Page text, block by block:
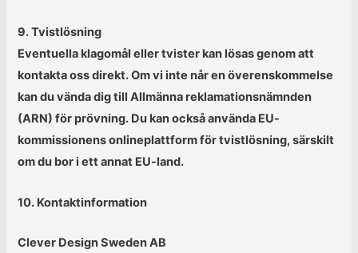
9. Tvistlösning
Eventuella klagomål eller tvister kan lösas genom att
kontakta oss direkt. Om vi inte når en överenskommelse
kan du vända dig till Allmänna reklamationsnämnden
(ARN) för prövning. Du kan också använda EU-
kommissionens onlineplattform för tvistlösning, särskilt
om du bor i ett annat EU-land.
10. Kontaktinformation
Clever Design Sweden AB